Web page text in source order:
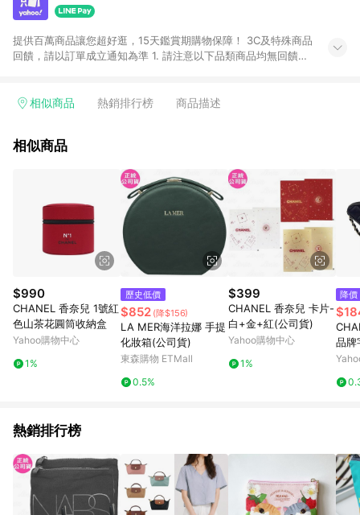
提供百萬商品讓您超好逛，15天鑑賞期購物保障！ 3C及特殊商品
回饋，請以訂單成立通知為準 1. 請注意以下品類商品均無回饋：
電玩/遊戲/相機/單眼/鏡頭/拍立得 [2024/6/1起適用] -內接硬
的購回饋活動享Yahoo超贈點回饋者 - 購物中心商店之商品：商
3. 訂單回饋金額將扣除運費/購物金/超贈點/福利金/紅利折抵/折
價券等虛擬貨幣折抵 4. 大宗採購或批發轉賣不具回饋資格： 如
有相關事證認定您為大宗採購、批發轉賣而非最終消費使用者，
相關認定以Yahoo購物中心之認定為準
相似商品 熱銷排行榜 商品描述
相似商品
$990
CHANEL 香奈兒 1號紅
色山茶花圓筒收納盒
Yahoo購物中心
1%
歷史低價
$852 (降$156)
LA MER海洋拉娜 手提
化妝箱(公司貨)
東森購物 ETMall
0.5%
$399
CHANEL 香奈兒 卡片-
白+金+紅(公司貨)
Yahoo購物中心
1%
降價
品牌
緞面
熱銷排行榜